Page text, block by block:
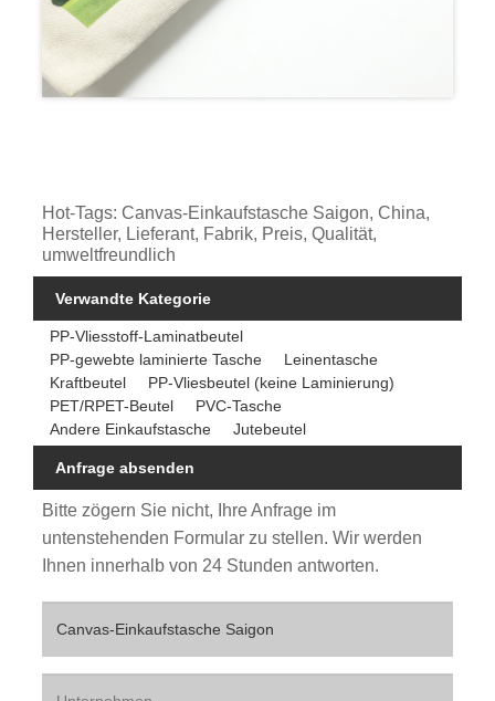
Hot-Tags: Canvas-Einkaufstasche Saigon, China,
Hersteller, Lieferant, Fabrik, Preis, Qualität,
umweltfreundlich
Verwandte Kategorie
PP-Vliesstoff-Laminatbeutel
PP-gewebte laminierte Tasche
Leinentasche
Kraftbeutel
PP-Vliesbeutel (keine Laminierung)
PET/RPET-Beutel
PVC-Tasche
Andere Einkaufstasche
Jutebeutel
Anfrage absenden
Bitte zögern Sie nicht, Ihre Anfrage im
untenstehenden Formular zu stellen. Wir werden
Ihnen innerhalb von 24 Stunden antworten.